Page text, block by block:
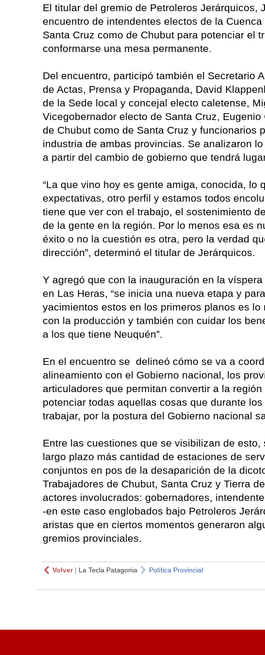
El titular del gremio de Petroleros Jerárquicos,
encuentro de intendentes electos de la
Santa Cruz como de Chubut para potenciar el
conformarse una mesa permanente.
Del encuentro, participó también el Secretario
de Actas, Prensa y Propaganda, David
de la Sede local y concejal electo caletense,
Vicegobernador electo de Santa Cruz,
de Chubut como de Santa Cruz y funcionarios
industria de ambas provincias. Se analizaron
a partir del cambio de gobierno que tendrá
“La que vino hoy es gente amiga, conocida, lo
expectativas, otro perfil y estamos todos
tiene que ver con el trabajo, el sostenimiento
de la gente en la región. Por lo menos esa es
éxito o no la cuestión es otra, pero la verdad
dirección”, determinó el titular de Jerárquicos.
Y agregó que con la inauguración en la
en Las Heras, “se inicia una nueva etapa y
yacimientos estos en los primeros planos es
con la producción y también con cuidar los
a los que tiene Neuquén”.
En el encuentro se delineó cómo se va a
alineamiento con el Gobierno nacional, los
articuladores que permitan convertir a la
potenciar todas aquellas cosas que durante
trabajar, por la postura del Gobierno nacional
Entre las cuestiones que se visibilizan de
largo plazo más cantidad de estaciones de
conjuntos en pos de la desaparición de la
Trabajadores de Chubut, Santa Cruz y Tierra
actores involucrados: gobernadores,
-en este caso englobados bajo Petroleros
aristas que en ciertos momentos generaron
gremios provinciales.
Volver| La Tecla Patagonia Política Provincial